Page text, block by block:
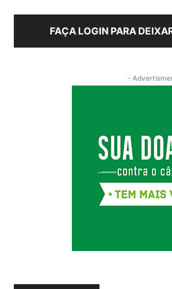
FAÇA LOGIN PARA
-